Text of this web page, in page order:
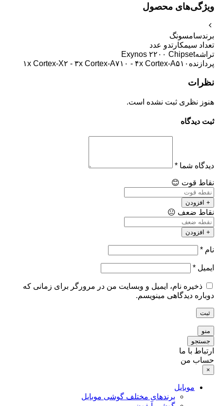
ویژگی‌های محصول
برندسامسونگ
تعداد سیمکارتدو عدد
تراشهExynos ۲۲۰۰ Chipset
پردازنده ۱x Cortex-X۲ - ۳x Cortex-A۷۱۰ - ۴x Cortex-A۵۱۰
نظرات
هنوز نظری ثبت نشده است.
ثبت دیدگاه
دیدگاه شما *
نقاط قوت 😊
+ افزودن
نقاط ضعف 😐
+ افزودن
نام *
ایمیل *
ذخیره نام، ایمیل و وبسایت من در مرورگر برای زمانی که
دوباره دیدگاهی مینویسم.
ثبت
منو
جستجو
ارتباط با ما
حساب من
×
موبایل
برندهای مختلف گوشی موبایل